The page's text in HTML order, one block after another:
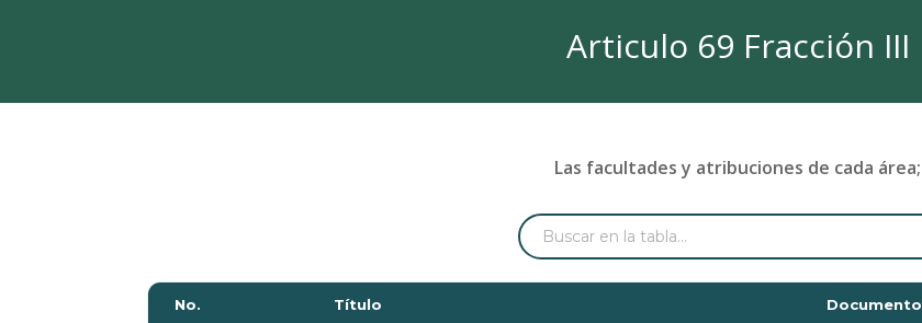
Articulo 69 Fracción III
Las facultades y atribuciones de cada área;
No. Título Documento